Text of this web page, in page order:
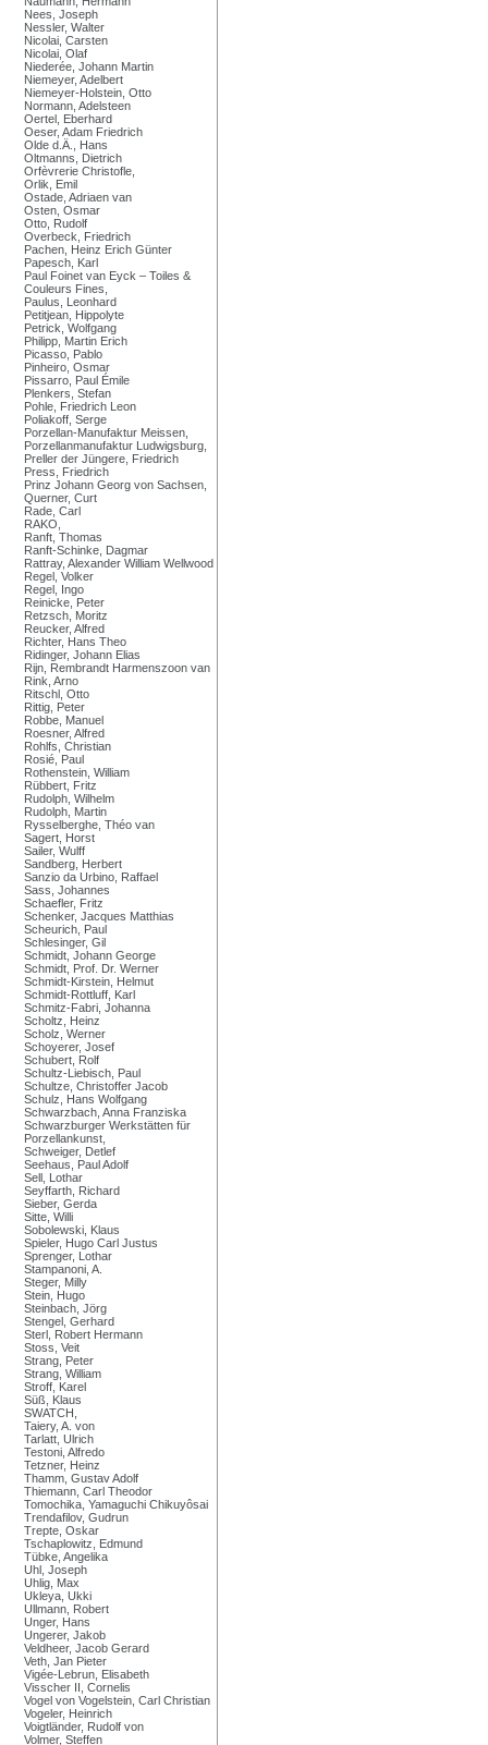
Nees, Joseph
Nessler, Walter
Nicolai, Carsten
Nicolai, Olaf
Niederée, Johann Martin
Niemeyer, Adelbert
Niemeyer-Holstein, Otto
Normann, Adelsteen
Oertel, Eberhard
Oeser, Adam Friedrich
Olde d.Ä., Hans
Oltmanns, Dietrich
Orfèvrerie Christofle,
Orlik, Emil
Ostade, Adriaen van
Osten, Osmar
Otto, Rudolf
Overbeck, Friedrich
Pachen, Heinz Erich Günter
Papesch, Karl
Paul Foinet van Eyck – Toiles &
Couleurs Fines,
Paulus, Leonhard
Petitjean, Hippolyte
Petrick, Wolfgang
Philipp, Martin Erich
Picasso, Pablo
Pinheiro, Osmar
Pissarro, Paul Émile
Plenkers, Stefan
Pohle, Friedrich Leon
Poliakoff, Serge
Porzellan-Manufaktur Meissen,
Porzellanmanufaktur Ludwigsburg,
Preller der Jüngere, Friedrich
Press, Friedrich
Prinz Johann Georg von Sachsen,
Querner, Curt
Rade, Carl
RAKO,
Ranft, Thomas
Ranft-Schinke, Dagmar
Rattray, Alexander William Wellwood
Regel, Volker
Regel, Ingo
Reinicke, Peter
Retzsch, Moritz
Reucker, Alfred
Richter, Hans Theo
Ridinger, Johann Elias
Rijn, Rembrandt Harmenszoon van
Rink, Arno
Ritschl, Otto
Rittig, Peter
Robbe, Manuel
Roesner, Alfred
Rohlfs, Christian
Rosié, Paul
Rothenstein, William
Rübbert, Fritz
Rudolph, Wilhelm
Rudolph, Martin
Rysselberghe, Théo van
Sagert, Horst
Sailer, Wulff
Sandberg, Herbert
Sanzio da Urbino, Raffael
Sass, Johannes
Schaefler, Fritz
Schenker, Jacques Matthias
Scheurich, Paul
Schlesinger, Gil
Schmidt, Johann George
Schmidt, Prof. Dr. Werner
Schmidt-Kirstein, Helmut
Schmidt-Rottluff, Karl
Schmitz-Fabri, Johanna
Scholtz, Heinz
Scholz, Werner
Schoyerer, Josef
Schubert, Rolf
Schultz-Liebisch, Paul
Schultze, Christoffer Jacob
Schulz, Hans Wolfgang
Schwarzbach, Anna Franziska
Schwarzburger Werkstätten für
Porzellankunst,
Schweiger, Detlef
Seehaus, Paul Adolf
Sell, Lothar
Seyffarth, Richard
Sieber, Gerda
Sitte, Willi
Sobolewski, Klaus
Spieler, Hugo Carl Justus
Sprenger, Lothar
Stampanoni, A.
Steger, Milly
Stein, Hugo
Steinbach, Jörg
Stengel, Gerhard
Sterl, Robert Hermann
Stoss, Veit
Strang, Peter
Strang, William
Stroff, Karel
Süß, Klaus
SWATCH,
Taiery, A. von
Tarlatt, Ulrich
Testoni, Alfredo
Tetzner, Heinz
Thamm, Gustav Adolf
Thiemann, Carl Theodor
Tomochika, Yamaguchi Chikuyôsai
Trendafilov, Gudrun
Trepte, Oskar
Tschaplowitz, Edmund
Tübke, Angelika
Uhl, Joseph
Uhlig, Max
Ukleya, Ukki
Ullmann, Robert
Unger, Hans
Ungerer, Jakob
Veldheer, Jacob Gerard
Veth, Jan Pieter
Vigée-Lebrun, Elisabeth
Visscher II, Cornelis
Vogel von Vogelstein, Carl Christian
Vogeler, Heinrich
Voigtländer, Rudolf von
Volmer, Steffen